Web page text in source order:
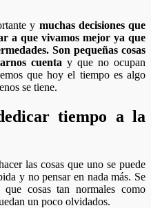
y muchas decisiones que
a que vivamos mejor ya que
Son pequeñas cosas
cuenta y que no ocupan
que hoy el tiempo es algo
se tiene.
tiempo a la
las cosas que uno se puede
y no pensar en nada más. Se
cosas tan normales como
un poco olvidados.